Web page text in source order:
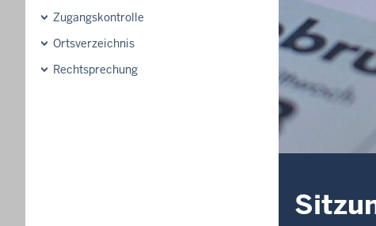
Zugangskontrolle
Ortsverzeichnis
Rechtsprechung